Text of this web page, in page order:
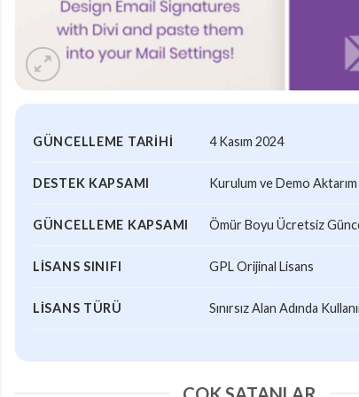
GÜNCELLEME TARIHI 4 Kasım 2024
DESTEK KAPSAMI Kurulum ve Demo
GÜNCELLEME KAPSAMI Ömür Boyu Ücretsiz
LISANS SINIFI GPL Orijinal Lisans
LISANS TÜRÜ Sınırsız Alan Adında